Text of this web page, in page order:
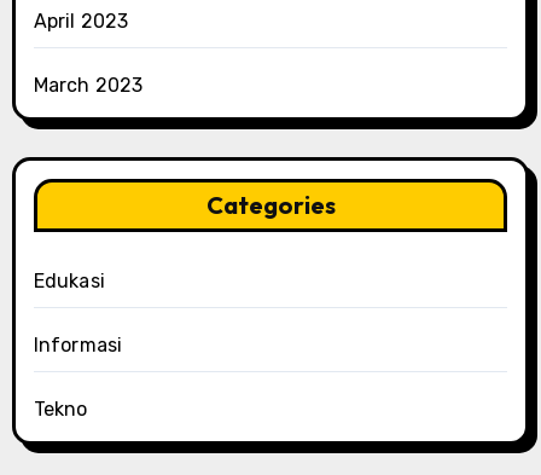
April 2023
March 2023
Categories
Edukasi
Informasi
Tekno